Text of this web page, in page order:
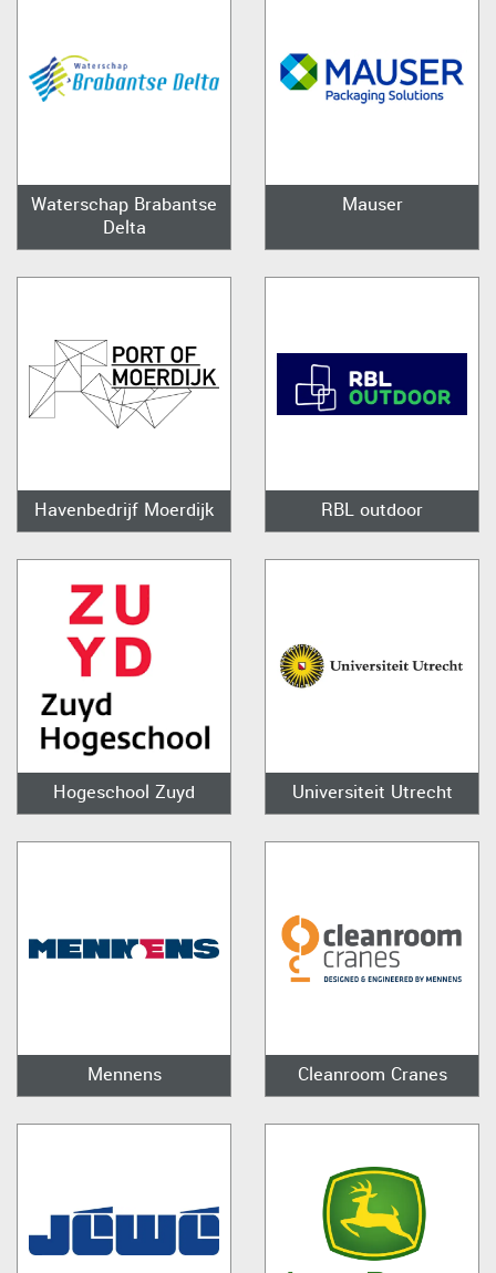
Waterschap Brabantse
Delta
Mauser
Havenbedrijf Moerdijk RBL outdoor
Hogeschool Zuyd Universiteit Utrecht
Mennens Cleanroom Cranes